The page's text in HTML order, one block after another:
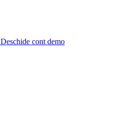
Deschide cont demo